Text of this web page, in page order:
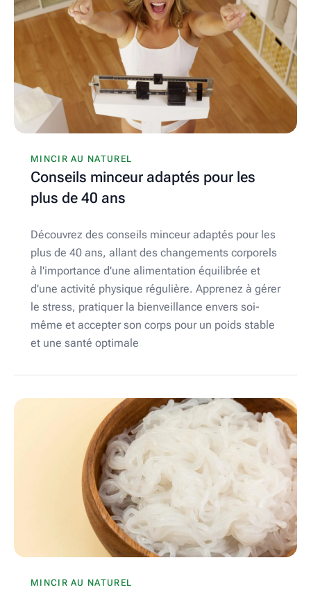
MINCIR AU NATUREL
Conseils minceur adaptés pour les
plus de 40 ans
Découvrez des conseils minceur adaptés pour les
plus de 40 ans, allant des changements corporels
à l'importance d'une alimentation équilibrée et
d'une activité physique régulière. Apprenez à gérer
le stress, pratiquer la bienveillance envers soi-
même et accepter son corps pour un poids stable
et une santé optimale
MINCIR AU NATUREL